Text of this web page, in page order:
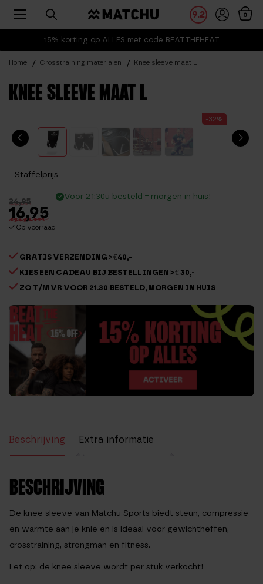
15% korting op ALLES met code BEATTHEHEAT
9.2 0
Toggle navigation
Home Crosstraining materialen Knee sleeve maat L
KNEE SLEEVE MAAT L
-32%
Staffelprijs
24,95
16,95
Op voorraad
Voor 21:30u besteld = morgen in huis!
GRATIS VERZENDING > €40,-
KIES EEN CADEAU BIJ BESTELLINGEN > € 30,-
ZO T/M VR VOOR 21.30 BESTELD, MORGEN IN HUIS
Beschrijving
Extra informatie
BESCHRIJVING
De knee sleeve van Matchu Sports biedt steun, compressie
en warmte aan je knie en is ideaal voor gewichtheffen,
crosstraining, strongman en fitness.
Let op: de knee sleeve wordt per stuk verkocht!